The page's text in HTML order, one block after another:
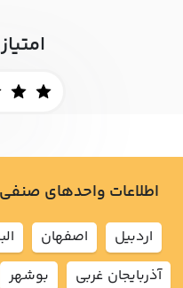
اطلاعات واحدهای
اردبيل اصفهان
آذربايجان غربي
بوشهر